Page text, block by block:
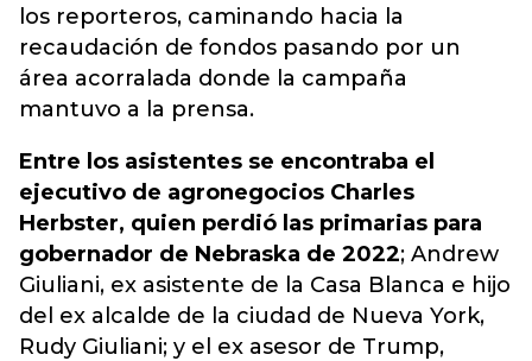
los reporteros, caminando hacia la
recaudación de fondos pasando por un
área acorralada donde la campaña
mantuvo a la prensa.
Entre los asistentes se encontraba el
ejecutivo de agronegocios Charles
Herbster, quien perdió las primarias para
gobernador de Nebraska de 2022; Andrew
Giuliani, ex asistente de la Casa Blanca e hijo
del ex alcalde de la ciudad de Nueva York,
Rudy Giuliani; y el ex asesor de Trump,